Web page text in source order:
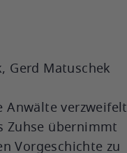
Gerd Matuschek
Anwälte verzweifelt
Zuhse übernimmt
Vorgeschichte zu